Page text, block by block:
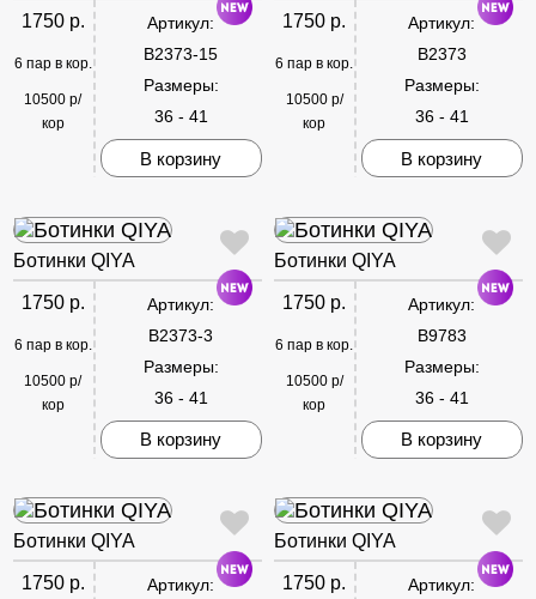
1750 р.
6 пар в кор.
10500 р/
кор
Артикул:
B2373-15
Размеры:
36 - 41
В корзину
1750 р.
6 пар в кор.
10500 р/
кор
Артикул:
B2373
Размеры:
36 - 41
В корзину
Ботинки QIYA
1750 р.
6 пар в кор.
10500 р/
кор
Артикул:
B2373-3
Размеры:
36 - 41
В корзину
Ботинки QIYA
1750 р.
6 пар в кор.
10500 р/
кор
Артикул:
B9783
Размеры:
36 - 41
В корзину
Ботинки QIYA
1750 р.
Артикул:
Ботинки QIYA
1750 р.
Артикул: